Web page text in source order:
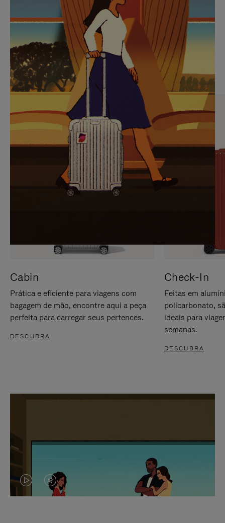
NÃO
ESTÁ
PAUSADO,
PRESSIONE
PARA
PAUSÁ-
LO
ESTÁ
SEM
SOM.
POR
FAVOR,
CLIQUE
PARA
ATIVÁ-
LO
SELEÇÃO DE PRESENTES CUIDADOSAMENTE
SELECIONADA
Encontre a companheira
perfeita para cada viagem
Cabin
Prática e eficiente para viagens com
bagagem de mão, encontre aqui a peça
perfeita para carregar seus pertences.
DESCUBRA
Check-In
Feitas em
policarbonato,
ideais para
semanas.
DESCUBRA
O
O